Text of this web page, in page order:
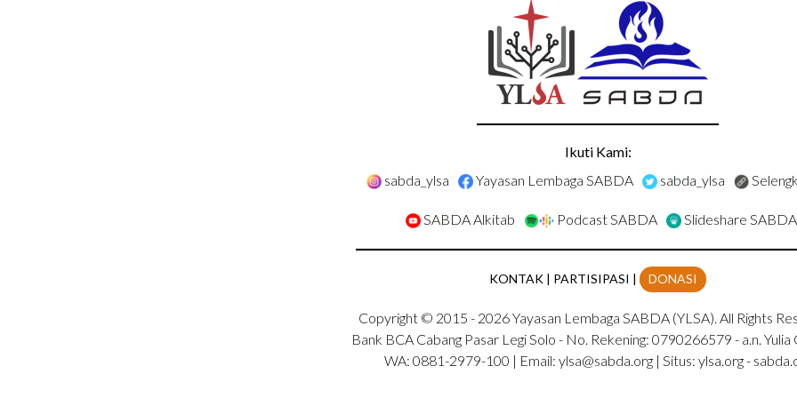
Ikuti Kami:
sabda_ylsa
Yayasan Lembaga SABDA sabda_ylsa
SABDA Alkitab Podcast SABDA Slideshare SABDA
KONTAK | PARTISIPASI | DONASI
Copyright© 2015 - 2026Yayasan Lembaga SABDA (YLSA). All Rights
Bank BCA Cabang Pasar Legi Solo - No. Rekening: 0790266579 - a.n.
WA: 0881-2979-100 | Email: ylsa@sabda.org| Situs: ylsa.org-